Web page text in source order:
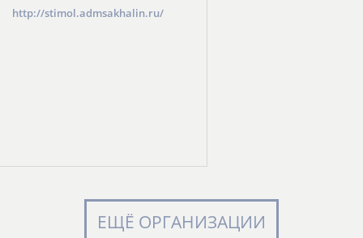
http://stimol.admsakhalin.ru/
ЕЩЁ ОРГАНИЗАЦИИ